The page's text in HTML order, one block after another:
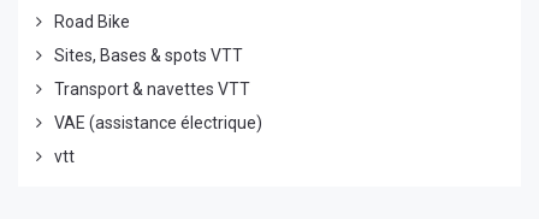
Road Bike
Sites, Bases & spots VTT
Transport & navettes VTT
VAE (assistance électrique)
vtt